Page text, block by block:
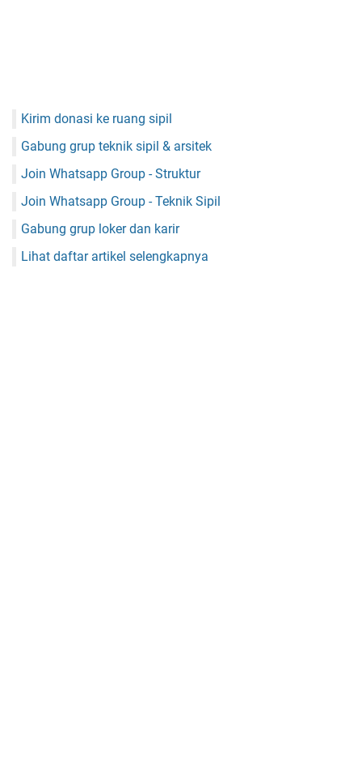
Kirim donasi ke ruang sipil
Gabung grup teknik sipil & arsitek
Join Whatsapp Group - Struktur
Join Whatsapp Group - Teknik Sipil
Gabung grup loker dan karir
Lihat daftar artikel selengkapnya